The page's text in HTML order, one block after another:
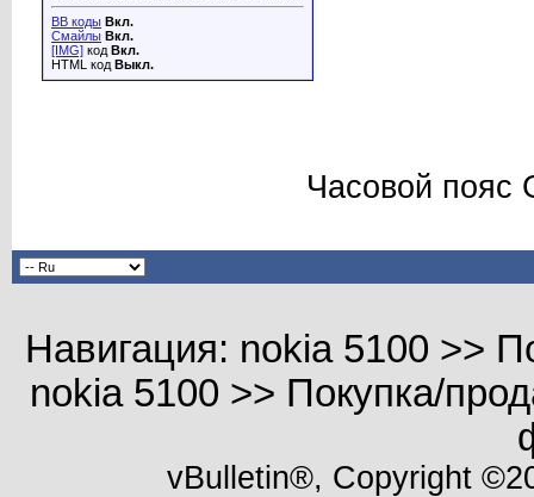
BB коды Вкл.
Смайлы Вкл.
[IMG] код Вкл.
HTML код Выкл.
Часовой пояс
Навигация: nokia 5100 >>
nokia 5100 >> Покупка/
vBulletin®, Copyright